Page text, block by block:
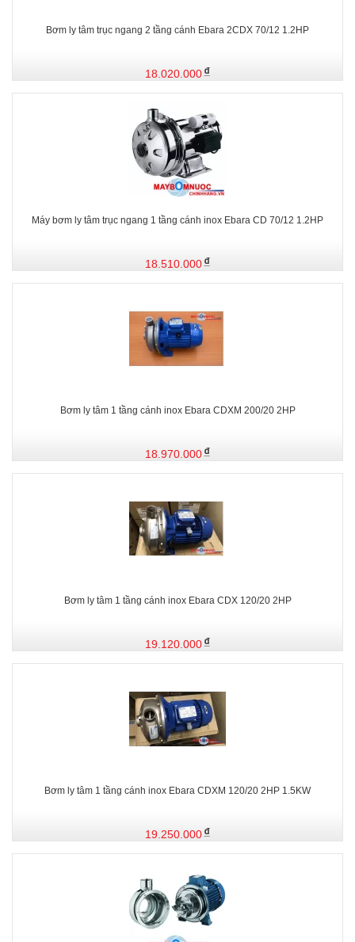
Bơm ly tâm trục ngang 2 tầng cánh Ebara 2CDX 70/12 1.2HP
18.020.000
Máy bơm ly tâm trục ngang 1 tầng cánh inox Ebara CD 70/12 1.2HP
18.510.000
Bơm ly tâm 1 tầng cánh inox Ebara CDXM 200/20 2HP
18.970.000
Bơm ly tâm 1 tầng cánh inox Ebara CDX 120/20 2HP
19.120.000
Bơm ly tâm 1 tầng cánh inox Ebara CDXM 120/20 2HP 1.5KW
19.250.000